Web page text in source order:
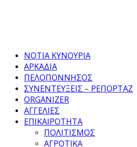
ΝΟΤΙΑ ΚΥΝΟΥΡΙΑ
ΑΡΚΑΔΙΑ
ΠΕΛΟΠΟΝΝΗΣΟΣ
ΣΥΝΕΝΤΕΥΞΕΙΣ – ΡΕΠΟΡΤΑΖ
ORGANIZER
ΑΓΓΕΛΙΕΣ
ΕΠΙΚΑΙΡΟΤΗΤΑ
ΠΟΛΙΤΙΣΜΟΣ
ΑΓΡΟΤΙΚΑ